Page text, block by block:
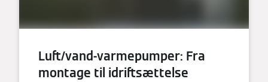
Luft/vand-varmepumper: Fra
montage til idriftsættelse